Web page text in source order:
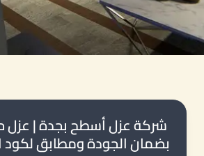
شركة عزل أسطح بجدة | عزل
بضمان الجودة ومطابق لكود